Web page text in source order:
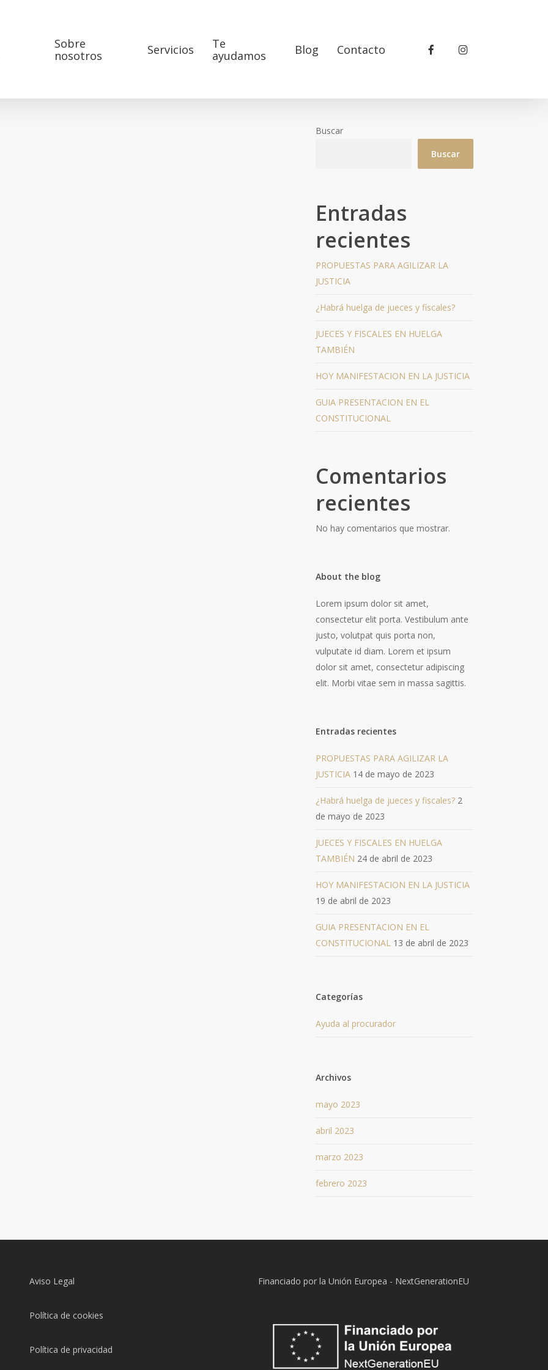
Sobre
nosotros
Servicios
Te
ayudamos
Blog Contacto facebookinstagram
Buscar
Buscar
Entradas
recientes
PROPUESTAS PARA AGILIZAR LA
JUSTICIA
¿Habrá huelga de jueces y fiscales?
JUECES Y FISCALES EN HUELGA
TAMBIÉN
HOY MANIFESTACION EN LA JUSTICIA
GUIA PRESENTACION EN EL
CONSTITUCIONAL
Comentarios
recientes
No hay comentarios que mostrar.
About the blog
Lorem ipsum dolor sit amet,
consectetur elit porta. Vestibulum ante
justo, volutpat quis porta non,
vulputate id diam. Lorem et ipsum
dolor sit amet, consectetur adipiscing
elit. Morbi vitae sem in massa sagittis.
Entradas recientes
PROPUESTAS PARA AGILIZAR LA
JUSTICIA 14 de mayo de 2023
¿Habrá huelga de jueces y fiscales? 2
de mayo de 2023
JUECES Y FISCALES EN HUELGA
TAMBIÉN 24 de abril de 2023
HOY MANIFESTACION EN LA JUSTICIA
19 de abril de 2023
GUIA PRESENTACION EN EL
CONSTITUCIONAL 13 de abril de 2023
Categorías
Ayuda al procurador
Archivos
mayo 2023
abril 2023
marzo 2023
febrero 2023
Aviso Legal
Política de cookies
Política de privacidad
Financiado por la Unión Europea - NextGenerationEU